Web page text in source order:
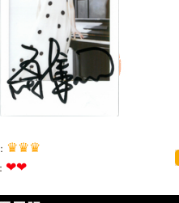
♛♛♛
❤❤